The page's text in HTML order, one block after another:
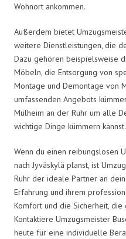
Wohnort ankommen.
Außerdem bietet
weitere Dienstleistungen, die
Dazu gehören beispielsweise
Möbeln, die Entsorgung von
Montage und Demontage von
umfassenden Angebots
Mülheim an der Ruhr um alle
wichtige Dinge kümmern kannst.
Wenn du einen reibungslosen
nach Jyväskylä planst, ist
Ruhr der ideale Partner an
Erfahrung und ihrem
Komfort und die Sicherheit,
Kontaktiere Umzugsmeister
heute für eine individuelle